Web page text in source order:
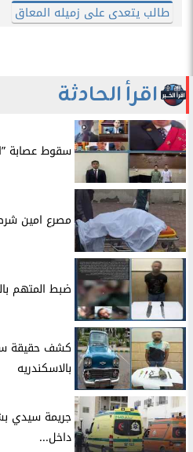
طالب يتعدى على زميله المعاق
اقرأ الحادثة
سقوط عصابة
مصرع امين
​ضبط المتهم
​كشف حقيقة
بالاسكندريه
​جريمة سيدي
داخل...